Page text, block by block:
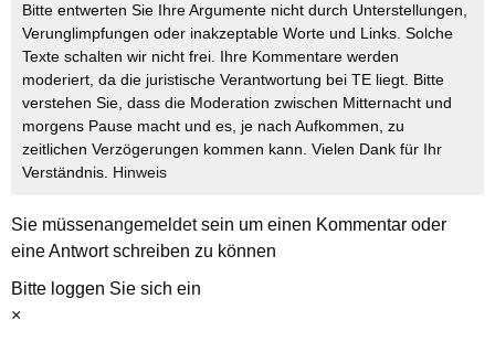
Bitte entwerten Sie Ihre Argumente nicht durch Unterstellungen,
Verunglimpfungen oder inakzeptable Worte und Links. Solche
Texte schalten wir nicht frei. Ihre Kommentare werden
moderiert, da die juristische Verantwortung bei TE liegt. Bitte
verstehen Sie, dass die Moderation zwischen Mitternacht und
morgens Pause macht und es, je nach Aufkommen, zu
zeitlichen Verzögerungen kommen kann. Vielen Dank für Ihr
Verständnis. Hinweis
Sie müssenangemeldetsein um einen Kommentar oder
eine Antwort schreiben zu können
Bitte loggen Sie sich ein
×